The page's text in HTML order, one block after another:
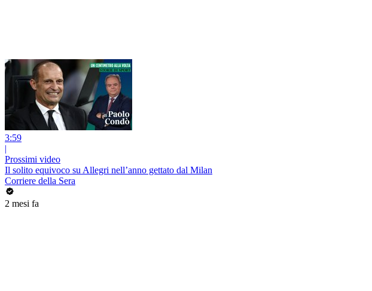
3:59
|
Prossimi video
Il solito equivoco su Allegri nell’anno gettato dal Milan
Corriere della Sera
2 mesi fa